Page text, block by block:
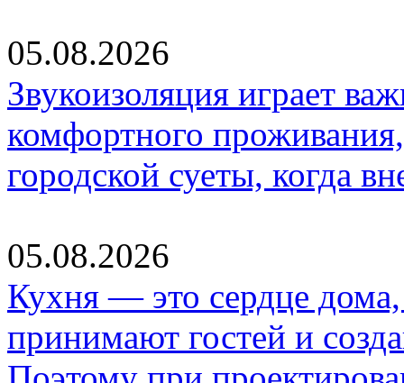
05.08.2026
Звукоизоляция играет
комфортного
городской суеты, когда
05.08.2026
Кухня — это сердце дома,
принимают гостей и